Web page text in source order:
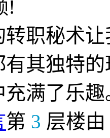
!
转职秘术
有其独特
充满了乐趣
第 3 层楼由